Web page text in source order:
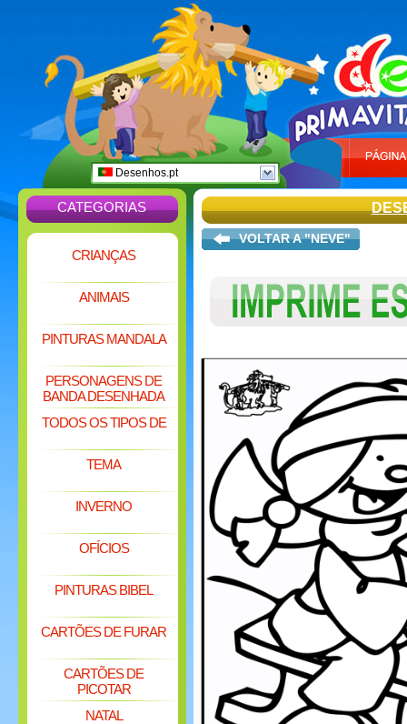
Desenhos.pt
CATEGORIAS
CRIANÇAS
ANIMAIS
PINTURAS MANDALA
PERSONAGENS DE
BANDA DESENHADA
TODOS OS TIPOS DE
TEMA
INVERNO
OFÍCIOS
PINTURAS BIBEL
CARTÕES DE FURAR
CARTÕES DE
PICOTAR
NATAL
VOLTAR A "NEVE"